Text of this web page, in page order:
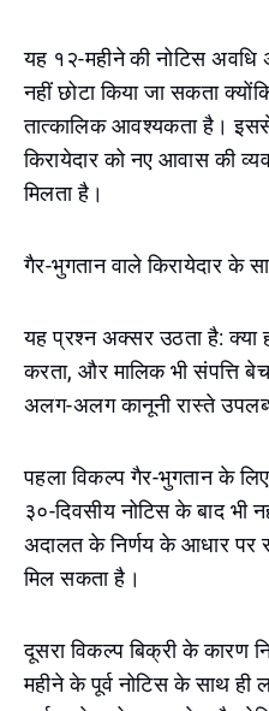
यह १२-महीने की नोटिस
नहीं छोटा किया जा सकता
तात्कालिक आवश्यकता है। इससे
किरायेदार को नए आवास की
मिलता है।
गैर-भुगतान वाले किरायेदार के
यह प्रश्न अक्सर उठता है: क्या
करता, और मालिक भी संपत्ति
अलग-अलग कानूनी रास्ते
पहला विकल्प गैर-भुगतान के लिए
३०-दिवसीय नोटिस के बाद भी
अदालत के निर्णय के आधार पर
मिल सकता है।
दूसरा विकल्प बिक्री के कारण
महीने के पूर्व नोटिस के साथ